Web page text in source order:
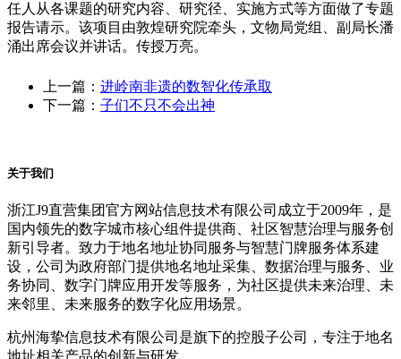
任人从各课题的研究内容、研究径、实施方式等方面做了专题
报告请示。该项目由敦煌研究院牵头，文物局党组、副局长潘
涌出席会议并讲话。传授万亮。
上一篇： 进岭南非遗的数智化传承取
下一篇： 子们不只不会出神
关于我们
浙江J9直营集团官方网站信息技术有限公司成立于2009年，是
国内领先的数字城市核心组件提供商、社区智慧治理与服务创
新引导者。致力于地名地址协同服务与智慧门牌服务体系建
设，公司为政府部门提供地名地址采集、数据治理与服务、业
务协同、数字门牌应用开发等服务，为社区提供未来治理、未
来邻里、未来服务的数字化应用场景。
杭州海挚信息技术有限公司是旗下的控股子公司，专注于地名